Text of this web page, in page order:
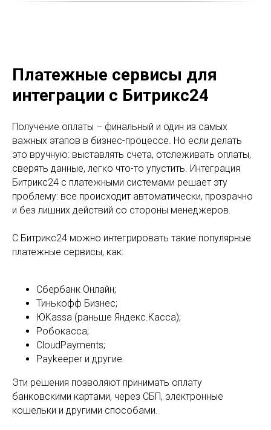
Платежные сервисы для
интеграции с Битрикс24
Получение оплаты – финальный и один из самых
важных этапов в бизнес-процессе. Но если делать
это вручную: выставлять счета, отслеживать оплаты,
сверять данные, легко что-то упустить. Интеграция
Битрикс24 с платежными системами решает эту
проблему: все происходит автоматически, прозрачно
и без лишних действий со стороны менеджеров.
С Битрикс24 можно интегрировать такие популярные
платежные сервисы, как:
Сбербанк Онлайн;
Тинькофф Бизнес;
ЮKassa (раньше Яндекс.Касса);
Робокасса;
CloudPayments;
Paykeeper и другие.
Эти решения позволяют принимать оплату
банковскими картами, через СБП, электронные
кошельки и другими способами.